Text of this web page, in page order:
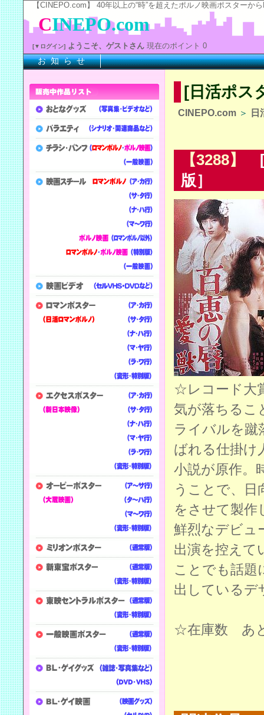
【CINEPO.com】 40年以上の“時”を超えたポルノ映画ポスター
[日活ポス
CINEPO.com ＞ 日
【3288】
[
版］
☆レコード大
気が落ちるこ
ライバルを蹴
ばれる仕掛け
小説が原作。
うことで、日
をさせて製作
鮮烈なデビュ
出演を控えて
ことでも話題
出しているデ
☆在庫数 あ
※上
CINEPO.com
[▼ログイン] ようこそ、ゲストさん 現在のポイント 0
お 知 ら せ